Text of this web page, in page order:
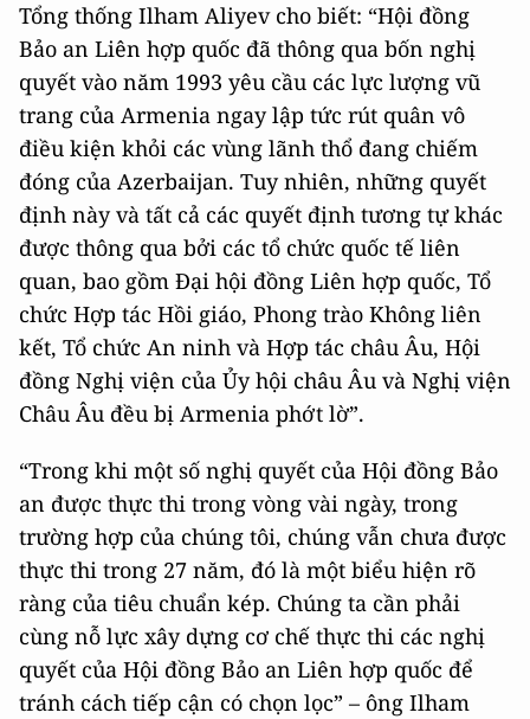
Tổng thống Ilham Aliyev cho biết: “Hội đồng
Bảo an Liên hợp quốc đã thông qua bốn nghị
quyết vào năm 1993 yêu cầu các lực lượng vũ
trang của Armenia ngay lập tức rút quân vô
điều kiện khỏi các vùng lãnh thổ đang chiếm
đóng của Azerbaijan. Tuy nhiên, những quyết
định này và tất cả các quyết định tương tự khác
được thông qua bởi các tổ chức quốc tế liên
quan, bao gồm Đại hội đồng Liên hợp quốc, Tổ
chức Hợp tác Hồi giáo, Phong trào Không liên
kết, Tổ chức An ninh và Hợp tác châu Âu, Hội
đồng Nghị viện của Ủy hội châu Âu và Nghị viện
Châu Âu đều bị Armenia phớt lờ”.
“Trong khi một số nghị quyết của Hội đồng Bảo
an được thực thi trong vòng vài ngày, trong
trường hợp của chúng tôi, chúng vẫn chưa được
thực thi trong 27 năm, đó là một biểu hiện rõ
ràng của tiêu chuẩn kép. Chúng ta cần phải
cùng nỗ lực xây dựng cơ chế thực thi các nghị
quyết của Hội đồng Bảo an Liên hợp quốc để
tránh cách tiếp cận có chọn lọc” – ông Ilham